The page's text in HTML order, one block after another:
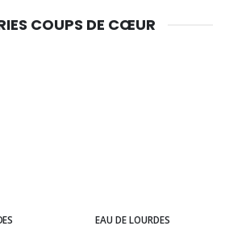
COUPS DE CŒUR
EAU DE LOURDES